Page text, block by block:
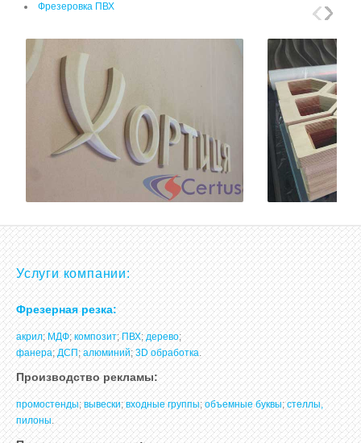
Фрезеровка ПВХ
МНОГОСЛОЙНАЯ ФАНЕРА
Услуги компании:
Фрезерная резка:
акрил;МДФ;композит;ПВХ;дерево;
фанера;ДСП ;алюминий;3D обработка.
Производство рекламы:
промостенды;вывески;входные группы;объемные буквы;стеллы,
пилоны.